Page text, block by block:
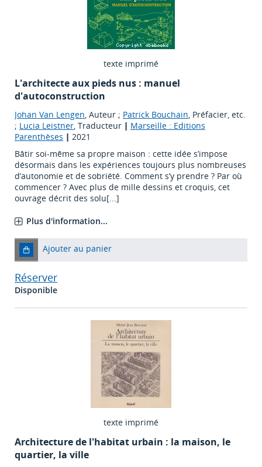
texte imprimé
L'architecte aux pieds nus : manuel
d'autoconstruction
Johan Van Lengen, Auteur ; Patrick Bouchain, Préfacier, etc.
; Lucia Leistner, Traducteur | Marseille : Editions
Parenthèses | 2021
Bâtir soi-même sa propre maison : cette idée s’impose
désormais dans les expériences toujours plus nombreuses
d’autonomie et de sobriété. Comment s’y prendre ? Par où
commencer ? Avec plus de mille dessins et croquis, cet
ouvrage décrit des solu[...]
Plus d'information...
Ajouter au panier
Réserver
Disponible
texte imprimé
Architecture de l'habitat urbain : la maison, le
quartier, la ville